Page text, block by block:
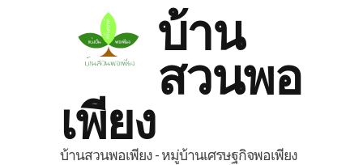
บ้าน
สวนพอ
เพียง
บ้านสวนพอเพียง - หมู่บ้านเศรษฐกิจพอเพียง